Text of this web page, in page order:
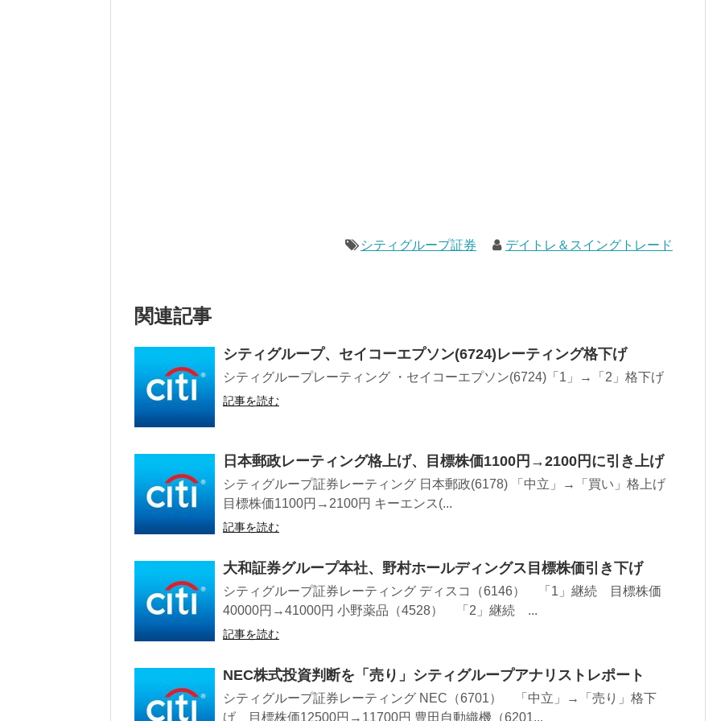
シティグループ証券 デイトレ＆スイングトレード
関連記事
シティグループ、セイコーエプソン(6724)レーティング格下げ
シティグループレーティング ・セイコーエプソン(6724)「1」→「2」格下げ
記事を読む
日本郵政レーティング格上げ、目標株価1100円→2100円に引き上げ
シティグループ証券レーティング 日本郵政(6178) 「中立」→「買い」格上げ
目標株価1100円→2100円 キーエンス(...
記事を読む
大和証券グループ本社、野村ホールディングス目標株価引き下げ
シティグループ証券レーティング ディスコ（6146） 「1」継続 目標株価
40000円→41000円 小野薬品（4528） 「2」継続 ...
記事を読む
NEC株式投資判断を「売り」シティグループアナリストレポート
シティグループ証券レーティング NEC（6701） 「中立」→「売り」格下
げ 目標株価12500円→11700円 豊田自動織機（6201...